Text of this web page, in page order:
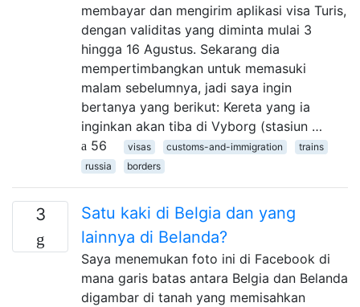
membayar dan mengirim aplikasi visa Turis,
dengan validitas yang diminta mulai 3
hingga 16 Agustus. Sekarang dia
mempertimbangkan untuk memasuki
malam sebelumnya, jadi saya ingin
bertanya yang berikut: Kereta yang ia
inginkan akan tiba di Vyborg (stasiun …
56
visas customs-and-immigration
trains
russia
borders
3
Satu kaki di Belgia dan yang
lainnya di Belanda?
Saya menemukan foto ini di Facebook di
mana garis batas antara Belgia dan Belanda
digambar di tanah yang memisahkan